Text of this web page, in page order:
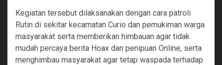
Kegiatan tersebut dilaksanakan dengan cara patroli
Rutin di sekitar kecamatan Curio dan pemukiman warga
masyarakat serta memberikan himbauan agar tidak
mudah percaya berita Hoax dan penipuan Online, serta
menghimbau masyarakat agar tetap waspada terhadap